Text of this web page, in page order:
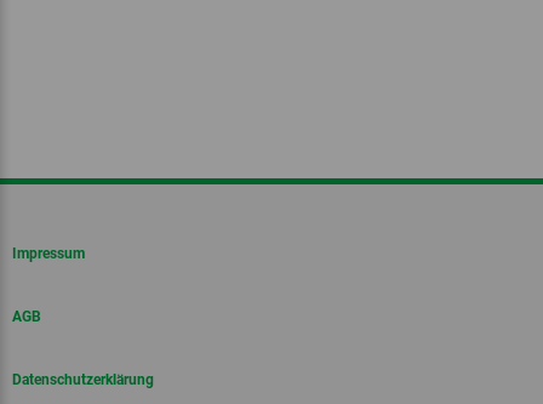
Impressum
AGB
Datenschutzerklärung